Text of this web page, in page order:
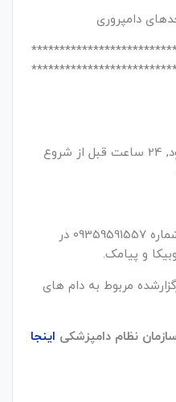
نام کاربری, گذرواژه و لینک ورود, 24 ساعت قبل از شروع
تماس یا ارسال پیام از طریق شماره 09359591557 در
و پیامک.
مربوط به دام های
نظام دامپزشکی اینجا